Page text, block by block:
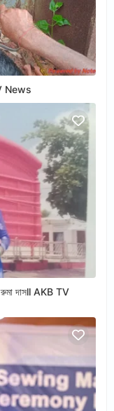
News
রুমা দাসll AKB TV